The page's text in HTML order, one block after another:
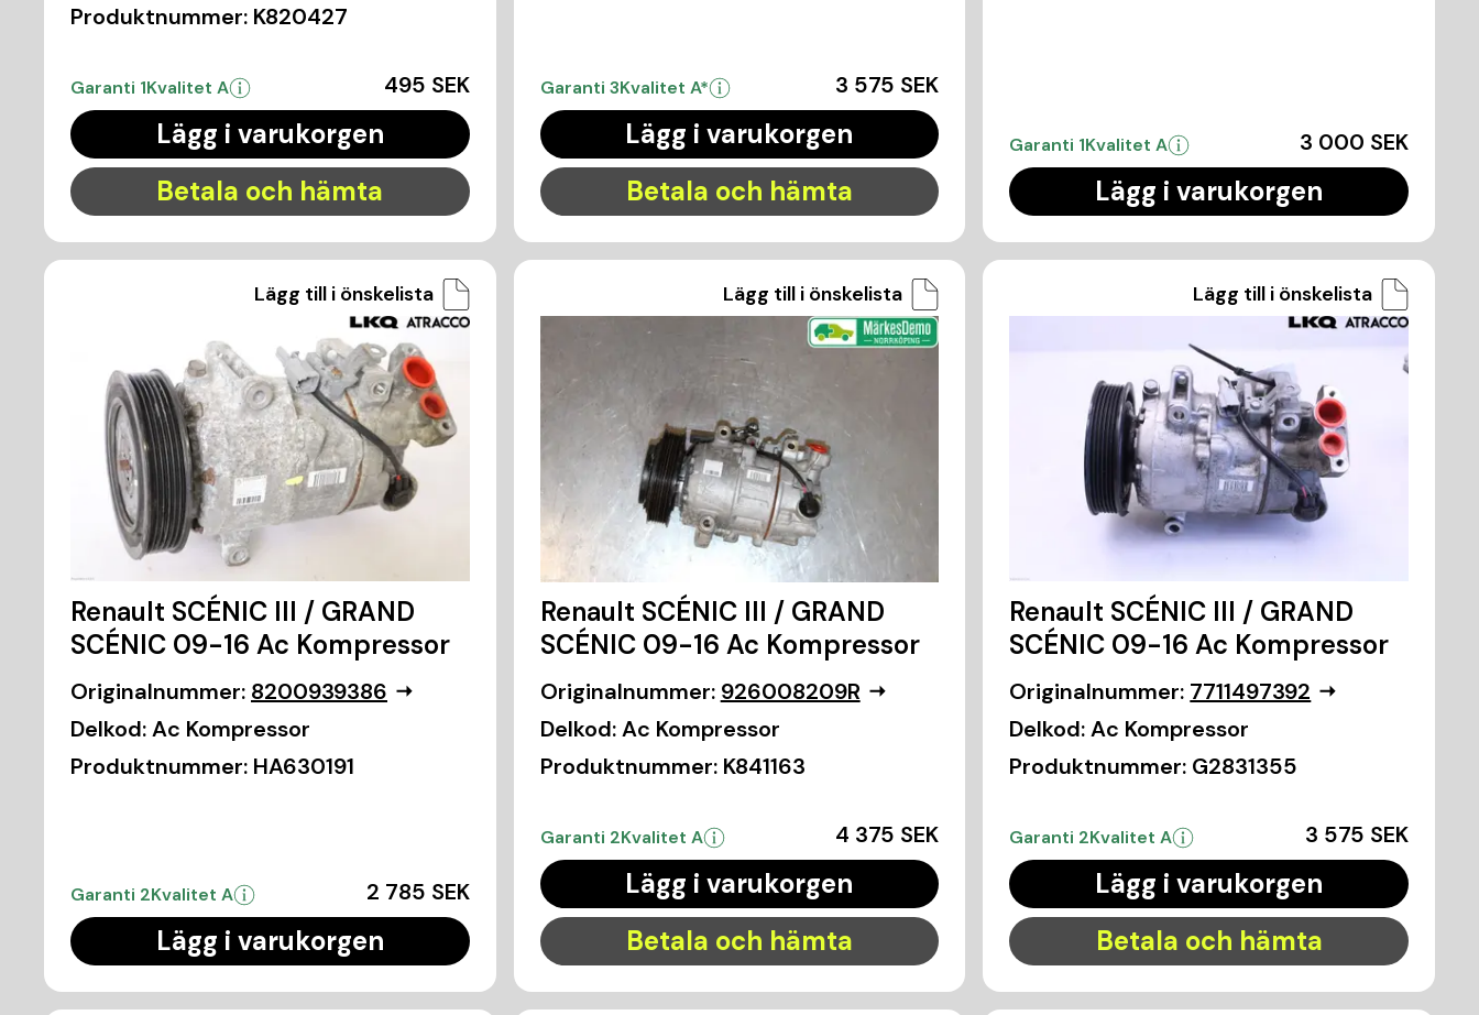
Produktnummer: K820427
Garanti 1Kvalitet A 495 SEK
Lägg i varukorgen
Betala och hämta
Garanti 3Kvalitet A* 3 575 SEK
Lägg i varukorgen
Betala och hämta
Garanti 1Kvalitet A 3 000 SEK
Lägg i varukorgen
Lägg till i önskelista
Renault SCÉNIC III / GRAND
SCÉNIC 09-16 Ac Kompressor
Originalnummer: 8200939386
Delkod:Ac Kompressor
Produktnummer: HA630191
Garanti 2Kvalitet A 2 785 SEK
Lägg i varukorgen
Lägg till i önskelista
Renault SCÉNIC III / GRAND
SCÉNIC 09-16 Ac Kompressor
Originalnummer: 926008209R
Delkod: Ac Kompressor
Produktnummer: K841163
Garanti 2Kvalitet A 4 375 SEK
Lägg i varukorgen
Betala och hämta
Lägg till i önskelista
Renault SCÉNIC III / GRAND
SCÉNIC 09-16 Ac Kompressor
Originalnummer: 7711497392
Delkod: Ac Kompressor
Produktnummer: G2831355
Garanti 2Kvalitet A 3 575 SEK
Lägg i varukorgen
Betala och hämta